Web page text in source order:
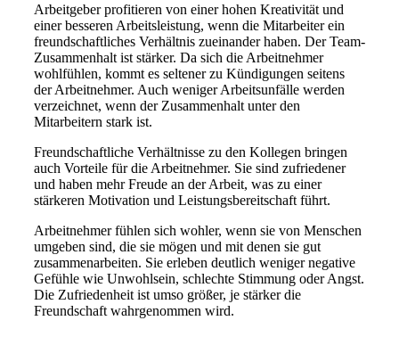
Arbeitgeber profitieren von einer hohen Kreativität und
einer besseren Arbeitsleistung, wenn die Mitarbeiter ein
freundschaftliches Verhältnis zueinander haben. Der Team-
Zusammenhalt ist stärker. Da sich die Arbeitnehmer
wohlfühlen, kommt es seltener zu Kündigungen seitens
der Arbeitnehmer. Auch weniger Arbeitsunfälle werden
verzeichnet, wenn der Zusammenhalt unter den
Mitarbeitern stark ist.
Freundschaftliche Verhältnisse zu den Kollegen bringen
auch Vorteile für die Arbeitnehmer. Sie sind zufriedener
und haben mehr Freude an der Arbeit, was zu einer
stärkeren Motivation und Leistungsbereitschaft führt.
Arbeitnehmer fühlen sich wohler, wenn sie von Menschen
umgeben sind, die sie mögen und mit denen sie gut
zusammenarbeiten. Sie erleben deutlich weniger negative
Gefühle wie Unwohlsein, schlechte Stimmung oder Angst.
Die Zufriedenheit ist umso größer, je stärker die
Freundschaft wahrgenommen wird.